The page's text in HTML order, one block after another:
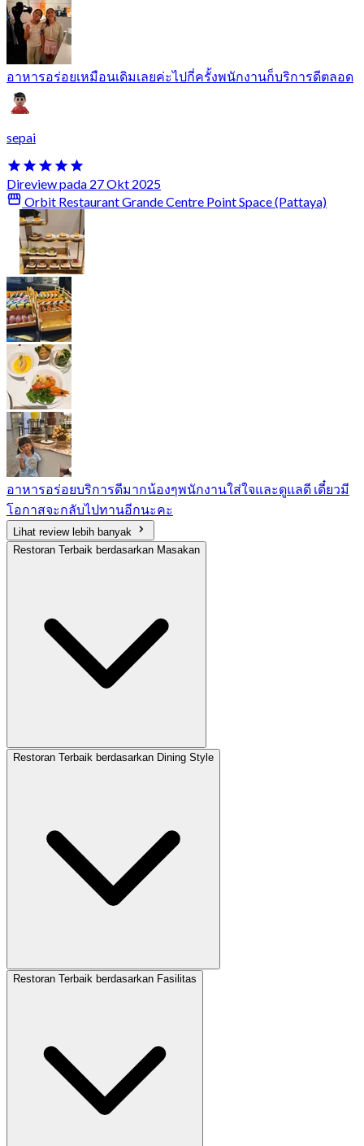
อาหารอร่อยเหมือนเดิมเลยค่ะไปกี่ครั้งพนักงานก็บริการดีตลอด
sepai
Direview pada 27 Okt 2025
Orbit Restaurant Grande Centre Point Space (Pattaya)
อาหารอร่อยบริการดีมากน้องๆพนักงานใส่ใจและดูแลดี เดี๋ยวมี
โอกาสจะกลับไปทานอีกนะคะ
Lihat review lebih banyak
Restoran Terbaik berdasarkan Masakan
Restoran Terbaik berdasarkan Dining Style
Restoran Terbaik berdasarkan Fasilitas